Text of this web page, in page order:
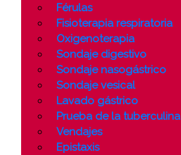
Férulas
Fisioterapia respiratoria
Oxigenoterapia
Sondaje digestivo
Sondaje nasogástrico
Sondaje vesical
Lavado gástrico
Prueba de la tuberculina
Vendajes
Epistaxis